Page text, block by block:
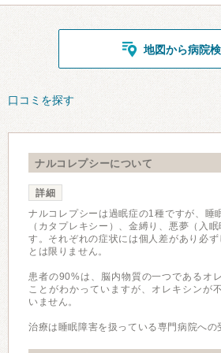
地図から病院
口コミを探す
ナルコレプシーについて
詳細
ナルコレプシーは過眠症の1種ですが、睡
（カタプレキシー）、金縛り、悪夢（入
す。それぞれの症状には個人差があり必
とは限りません。
患者の90%は、脳内物質の一つであるオ
ことがわかっていますが、オレキシンが
いません。
治療は睡眠障害を扱っている専門病院への